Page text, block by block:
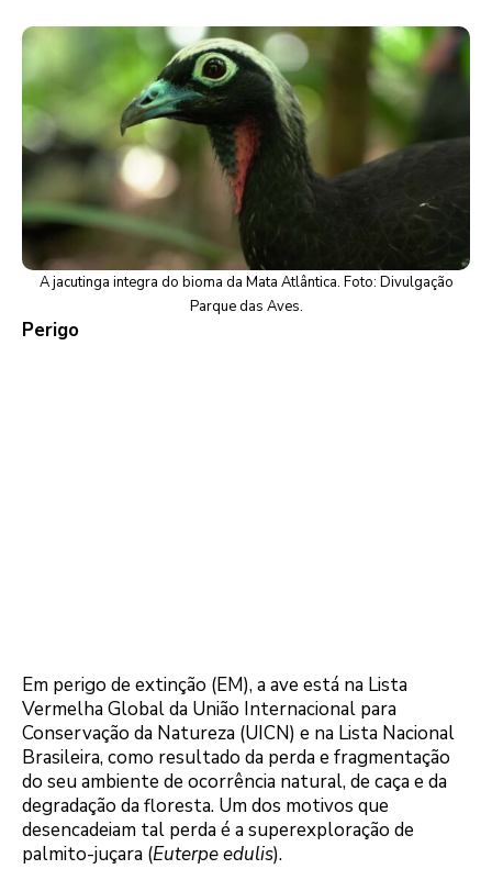
A jacutinga integra do bioma da Mata Atlântica. Foto: Divulgação
Parque das Aves.
Perigo
Em perigo de extinção (EM), a ave está na Lista
Vermelha Global da União Internacional para
Conservação da Natureza (UICN) e na Lista Nacional
Brasileira, como resultado da perda e fragmentação
do seu ambiente de ocorrência natural, de caça e da
degradação da floresta. Um dos motivos que
desencadeiam tal perda é a superexploração de
palmito-juçara (Euterpe edulis).